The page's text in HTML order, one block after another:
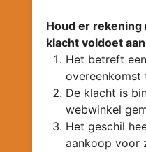
Houd er rekening
klacht voldoet
Het betreft een
overeenkomst
De klacht is
webwinkel
Het geschil
aankoop voor